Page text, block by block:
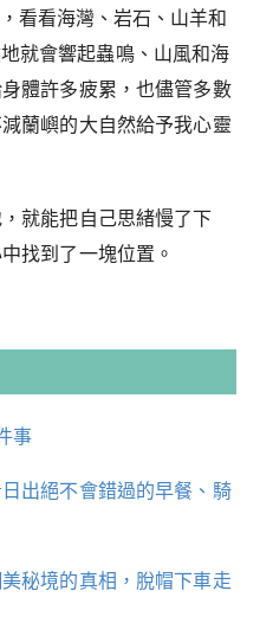
看看海灣、岩石、山羊和
就會響起蟲鳴、山風和海
體許多疲累，也儘管多數
蘭嶼的大自然給予我心靈
就能把自己思緒慢了下
找到了一塊位置。
事
出絕不會錯過的早餐、騎
秘境的真相，脫帽下車走